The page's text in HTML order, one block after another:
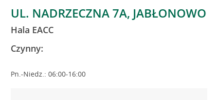
UL. NADRZECZNA 7A, JABŁONOWO
Hala EACC
Czynny:
Pn.-Niedz.: 06:00-16:00